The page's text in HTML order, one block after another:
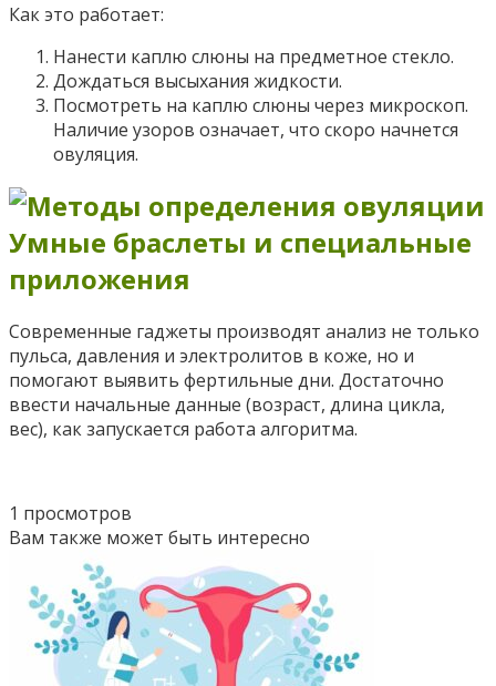
Как это работает:
Нанести каплю слюны на предметное стекло.
Дождаться высыхания жидкости.
Посмотреть на каплю слюны через микроскоп.
Наличие узоров означает, что скоро начнется
овуляция.
Умные браслеты и специальные
приложения
Современные гаджеты производят анализ не только
пульса, давления и электролитов в коже, но и
помогают выявить фертильные дни. Достаточно
ввести начальные данные (возраст, длина цикла,
вес), как запускается работа алгоритма.
1 просмотров
Вам также может быть интересно